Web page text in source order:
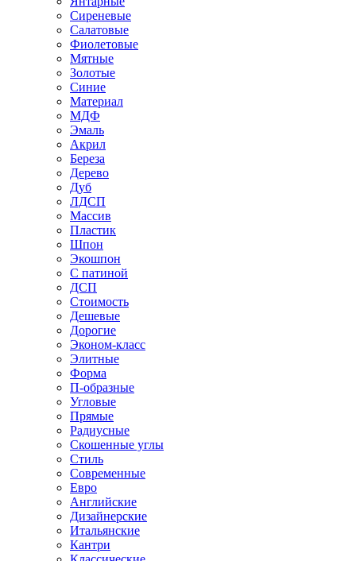
Сиреневые
Салатовые
Фиолетовые
Мятные
Золотые
Синие
Материал
МДФ
Эмаль
Акрил
Береза
Дерево
Дуб
ЛДСП
Массив
Пластик
Шпон
Экошпон
С патиной
ДСП
Стоимость
Дешевые
Дорогие
Эконом-класс
Элитные
Форма
П-образные
Угловые
Прямые
Радиусные
Скошенные углы
Стиль
Современные
Евро
Английские
Дизайнерские
Итальянские
Кантри